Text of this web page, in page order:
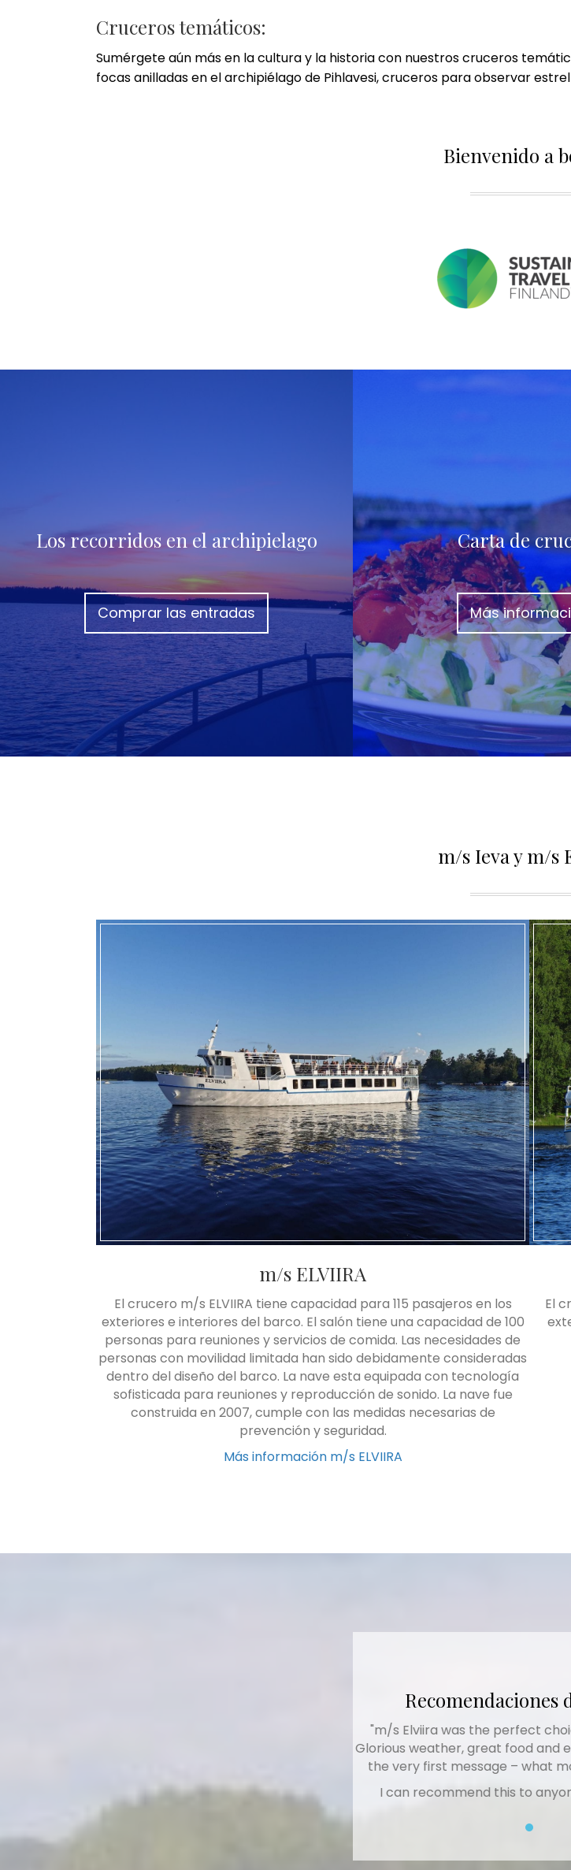
Cruceros temáticos:
Sumérgete aún más en la cultura y la historia con nuestros cruceros
focas anilladas en el archipiélago de Pihlavesi, cruceros para observar
Bienvenido a
Los recorridos en el archipielago
Comprar las entradas
Carta de
Más
m/s Ieva y m/s
m/s ELVIIRA
El crucero m/s ELVIIRA tiene capacidad para 115 pasajeros en los
exteriores e interiores del barco. El salón tiene una capacidad de 100
personas para reuniones y servicios de comida. Las necesidades de
personas con movilidad limitada han sido debidamente consideradas
dentro del diseño del barco. La nave esta equipada con tecnología
sofisticada para reuniones y reproducción de sonido. La nave fue
construida en 2007, cumple con las medidas necesarias de
prevención y seguridad.
Más información m/s ELVIIRA
El
Recomendaciones
I can recommend this to anyone and everyone!"
"m/s Elviira was the perfect
Glorious weather, great food and
the very first message – what
I can recommend this to